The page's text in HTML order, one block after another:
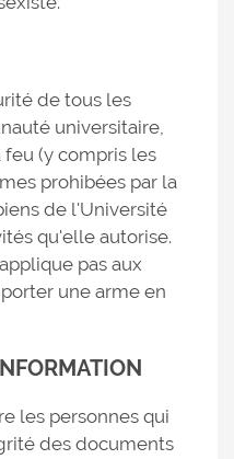
de tous les
universitaire,
feu (y compris les
prohibées par la
de l'Université
qu'elle autorise.
pas aux
une arme en
les personnes qui
des documents